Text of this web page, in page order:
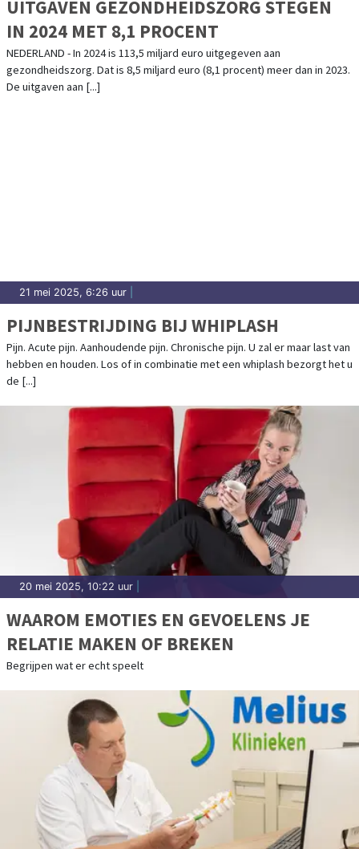
UITGAVEN GEZONDHEIDSZORG STEGEN
IN 2024 MET 8,1 PROCENT
NEDERLAND - In 2024 is 113,5 miljard euro uitgegeven aan
gezondheidszorg. Dat is 8,5 miljard euro (8,1 procent) meer dan in 2023.
De uitgaven aan [...]
21 mei 2025, 6:26 uur
PIJNBESTRIJDING BIJ WHIPLASH
Pijn. Acute pijn. Aanhoudende pijn. Chronische pijn. U zal er maar last van
hebben en houden. Los of in combinatie met een whiplash bezorgt het u
de [...]
20 mei 2025, 10:22 uur
WAAROM EMOTIES EN GEVOELENS JE
RELATIE MAKEN OF BREKEN
Begrijpen wat er echt speelt